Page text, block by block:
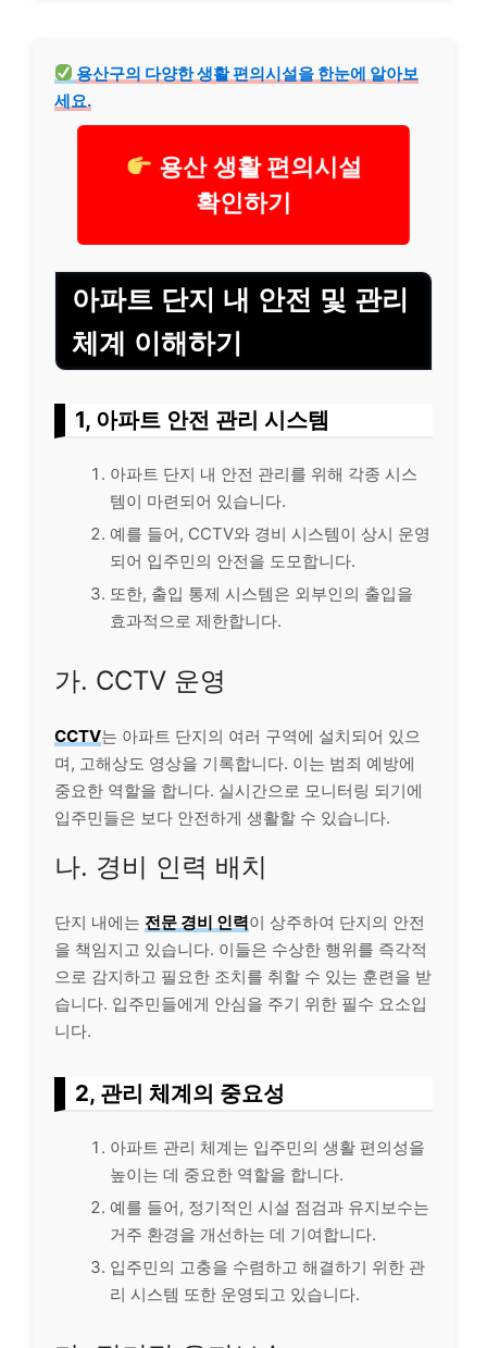
용산구의 다양한 생활 편의시설을 한눈에 알아보
세요.
용산 생활 편의시설
확인하기
아파트 단지 내 안전 및 관리
체계 이해하기
1, 아파트 안전 관리 시스템
아파트 단지 내 안전 관리를 위해 각종 시스
템이 마련되어 있습니다.
예를 들어, CCTV와 경비 시스템이 상시 운영
되어 입주민의 안전을 도모합니다.
또한, 출입 통제 시스템은 외부인의 출입을
효과적으로 제한합니다.
가. CCTV 운영
CCTV는 아파트 단지의 여러 구역에 설치되어 있으
며, 고해상도 영상을 기록합니다. 이는 범죄 예방에
중요한 역할을 합니다. 실시간으로 모니터링 되기에
입주민들은 보다 안전하게 생활할 수 있습니다.
나. 경비 인력 배치
단지 내에는 전문 경비 인력이 상주하여 단지의 안전
을 책임지고 있습니다. 이들은 수상한 행위를 즉각적
으로 감지하고 필요한 조치를 취할 수 있는 훈련을 받
습니다. 입주민들에게 안심을 주기 위한 필수 요소입
니다.
2, 관리 체계의 중요성
아파트 관리 체계는 입주민의 생활 편의성을
높이는 데 중요한 역할을 합니다.
예를 들어, 정기적인 시설 점검과 유지보수는
거주 환경을 개선하는 데 기여합니다.
입주민의 고충을 수렴하고 해결하기 위한 관
리 시스템 또한 운영되고 있습니다.